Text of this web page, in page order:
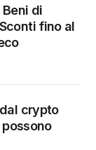
di
fino al
crypto